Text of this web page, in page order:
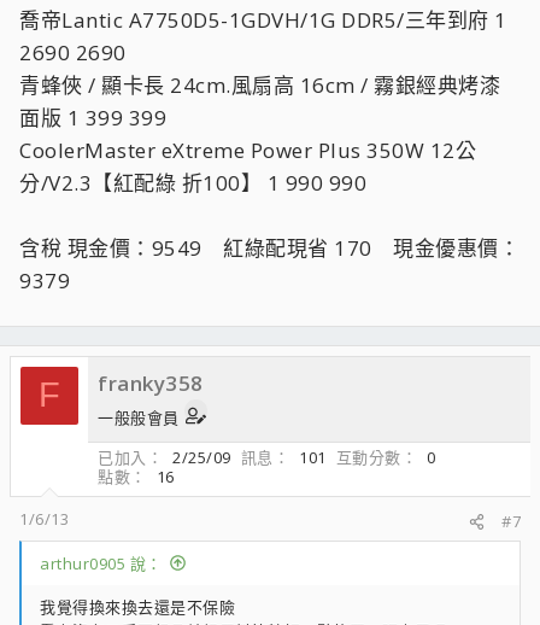
喬帝Lantic A7750D5-1GDVH/1G DDR5/三年到府 1
2690 2690
青蜂俠 / 顯卡長 24cm.風扇高 16cm / 霧銀經典烤漆
面版 1 399 399
CoolerMaster eXtreme Power Plus 350W 12公
分/V2.3【紅配綠 折100】 1 990 990
含稅 現金價：9549 紅綠配現省 170 現金優惠價：
9379
F franky358
一般般會員
已加入
2/25/09 訊息 101 互動分數
0
點數
16
1/6/13
#7
arthur0905 說：
我覺得換來換去還是不保險